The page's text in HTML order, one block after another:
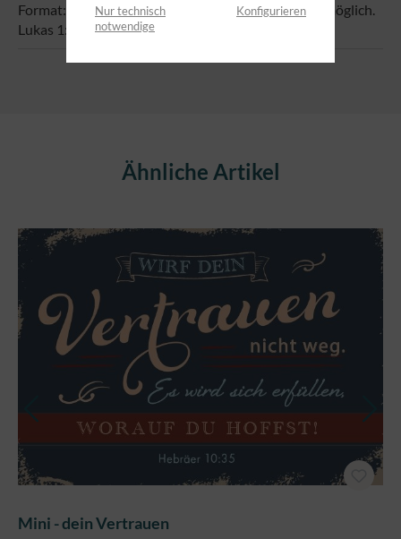
Format: 7,4 x 5,2 cm Text: Bei Gott ist kein Ding unmöglich.
Lukas 1:37
Produktgalerie überspringenÄhnliche Artikel
Mini - dein Vertrauen
Nur technisch
notwendige
Konfigurieren